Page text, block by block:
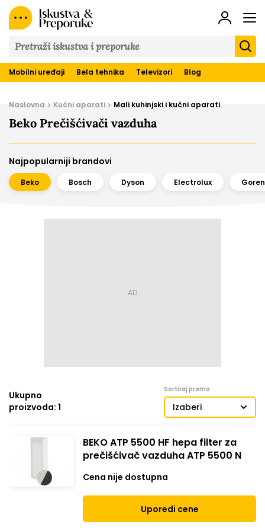
&
Preporuke
Mobilni uređaji Bela tehnika Televizori Blog
Naslovna Kućni aparati Mali kuhinjski i kućni aparati
Beko Prečišćivači vazduha
Najpopularniji brandovi
Beko Bosch Dyson Electrolux
Ukupno
proizvoda: 1
Sortiraj prema
Izaberi
BEKO ATP 5500 HF hepa filter za
prečišćivač vazduha ATP 5500 N
Cena nije dostupna
Uporedi cene